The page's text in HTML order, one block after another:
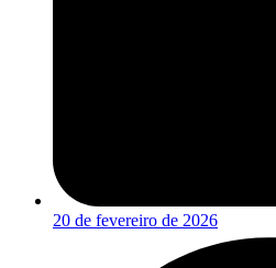
20 de fevereiro de 2026